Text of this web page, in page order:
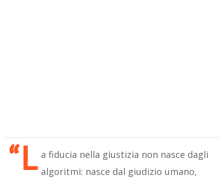
“L a fiducia nella giustizia non nasce dagli
algoritmi: nasce dal giudizio umano,